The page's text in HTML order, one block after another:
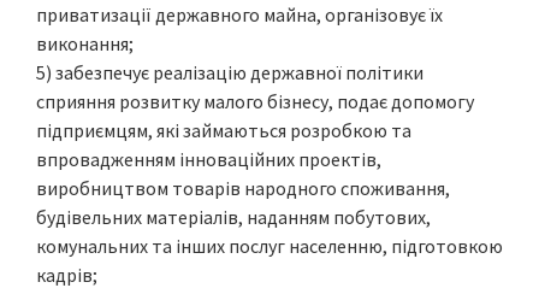
приватизації державного майна, організовує їх
виконання;
5) забезпечує реалізацію державної політики
сприяння розвитку малого бізнесу, подає допомогу
підприємцям, які займаються розробкою та
впровадженням інноваційних проектів,
виробництвом товарів народного споживання,
будівельних матеріалів, наданням побутових,
комунальних та інших послуг населенню, підготовкою
кадрів;